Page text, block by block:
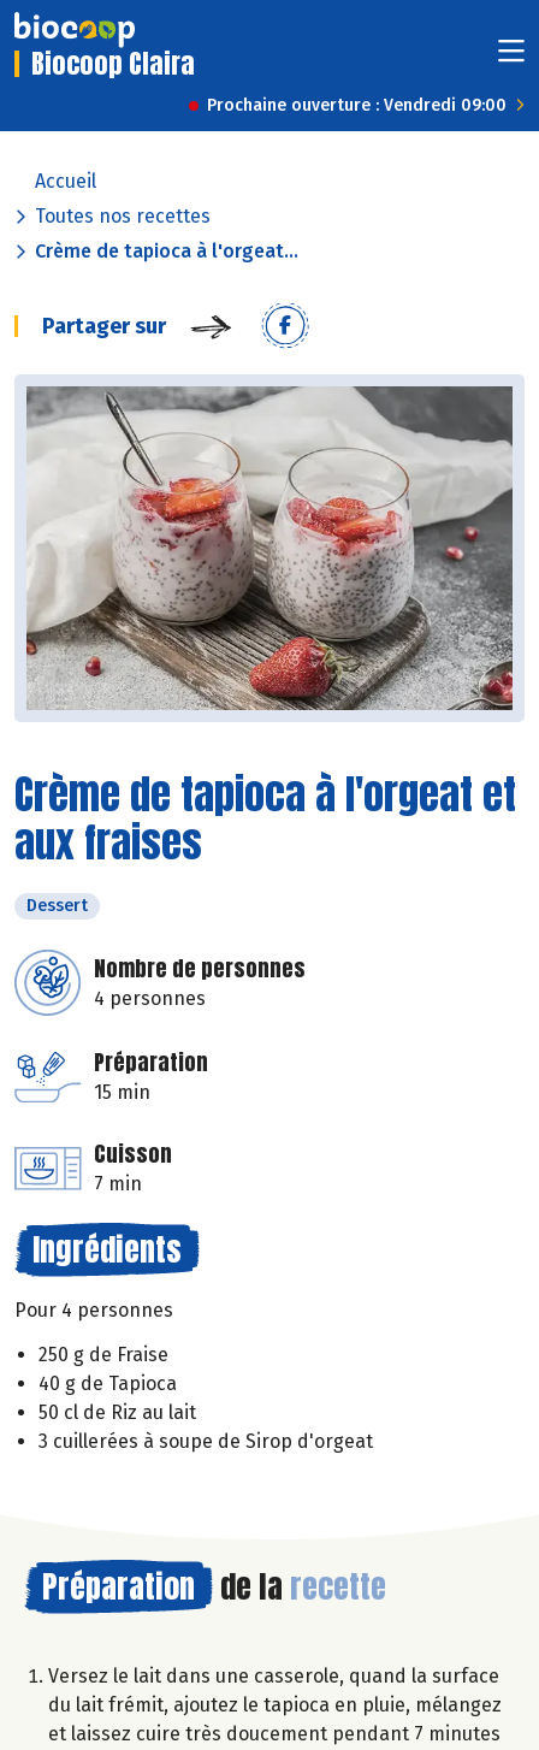
Biocoop Claira
Prochaine ouverture : Vendredi 09:00
Accueil
Toutes nos recettes
Crème de tapioca à l'orgeat...
Partager sur
Crème de tapioca à l'orgeat et
aux fraises
Dessert
Nombre de personnes
4 personnes
Préparation
15 min
Cuisson
7 min
Ingrédients
Pour 4 personnes
250 g de Fraise
40 g de Tapioca
50 cl de Riz au lait
3 cuillerées à soupe de Sirop d'orgeat
Préparation de la recette
Versez le lait dans une casserole, quand la surface
du lait frémit, ajoutez le tapioca en pluie, mélangez
et laissez cuire très doucement pendant 7 minutes